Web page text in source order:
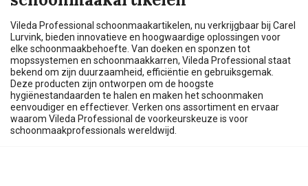
Vileda Professional schoonmaakartikelen, nu verkrijgbaar bij Carel
Lurvink, bieden innovatieve en hoogwaardige oplossingen voor
elke schoonmaakbehoefte. Van doeken en sponzen tot
mopssystemen en schoonmaakkarren, Vileda Professional staat
bekend om zijn duurzaamheid, efficiëntie en gebruiksgemak.
Deze producten zijn ontworpen om de hoogste
hygiënestandaarden te halen en maken het schoonmaken
eenvoudiger en effectiever. Verken ons assortiment en ervaar
waarom Vileda Professional de voorkeurskeuze is voor
schoonmaakprofessionals wereldwijd.